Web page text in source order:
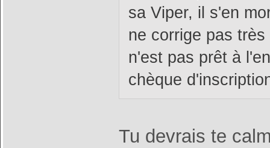
sa Viper, il s'en
ne corrige pas
n'est pas prêt à
chèque
Tu devrais te